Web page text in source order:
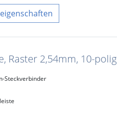
Raster 2,54mm, 10-polig
Steckverbinder